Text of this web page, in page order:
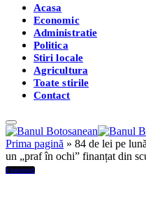
Acasa
Economic
Administratie
Politica
Stiri locale
Agricultura
Toate stirile
Contact
Prima pagină » 84 de lei pe
un „praf în ochi” finanțat din
Featured